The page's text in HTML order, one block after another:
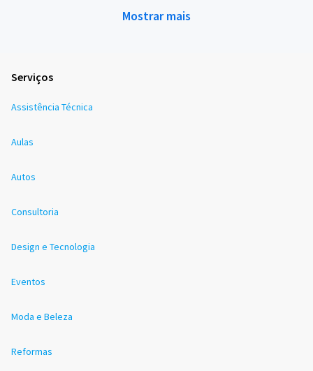
Mostrar mais
Serviços
Assistência Técnica
Aulas
Autos
Consultoria
Design e Tecnologia
Eventos
Moda e Beleza
Reformas